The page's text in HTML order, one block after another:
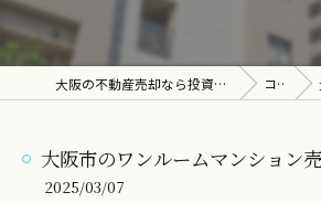
大阪の不動産売却なら投資不動産・売却相談センター コラム
大阪市のワンルームマンション
2025/03/07